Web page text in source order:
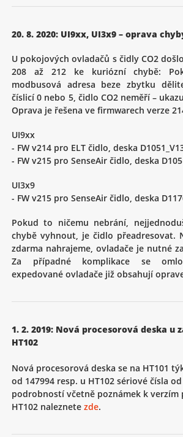
20. 8. 2020: UI9xx, UI3x9 – oprava
U pokojových ovladačů s čidly CO2
208 až 212 ke kuriózní chybě:
modbusová adresa beze zbytku
číslicí 0 nebo 5, čidlo CO2 neměří –
Oprava je řešena ve firmwarech verze
UI9xx
- FW v214 pro ELT čidlo, deska
- FW v215 pro SenseAir čidlo, deska
UI3x9
- FW v215 pro SenseAir čidlo, deska
Pokud to ničemu nebrání,
chybě vyhnout, je čidlo přeadresovat.
zdarma nahrajeme, ovladače je nutné
Za případné komplikace se
expedované ovladače již obsahují
1. 2. 2019: Nová procesorová deska u
HT102
Nová procesorová deska se na HT101
od 147994 resp. u HT102 sériové čísla
podrobností včetně poznámek k verzím
HT102 naleznete zde.